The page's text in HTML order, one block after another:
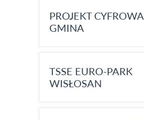
PROJEKT CYFROWA
GMINA
TSSE EURO-PARK
WISŁOSAN